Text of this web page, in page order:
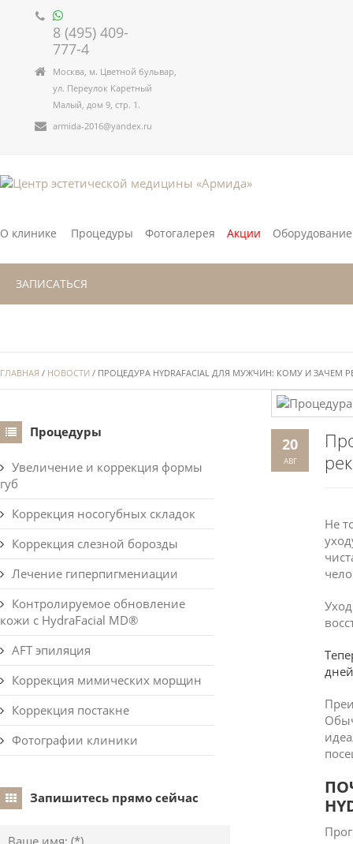
8 (495) 409-
777-4
Москва, м. Цветной бульвар,
ул. Переулок Каретный
Малый, дом 9, стр. 1.
armida-2016@yandex.ru
О клинике Процедуры Фотогалерея Акции
ЗАПИСАТЬСЯ
ГЛАВНАЯ / НОВОСТИ / ПРОЦЕДУРА HYDRAFACIAL ДЛЯ МУЖЧИН: КОМУ И ЗАЧЕМ
Процедуры
Увеличение и коррекция формы
губ
Коррекция носогубных складок
Коррекция слезной борозды
Лечение гиперпигмениации
Контролируемое обновление
кожи с HydraFacial MD®
AFT эпиляция
Коррекция мимических морщин
Коррекция постакне
Фотографии клиники
Запишитесь прямо сейчас
20
АВГ
Не